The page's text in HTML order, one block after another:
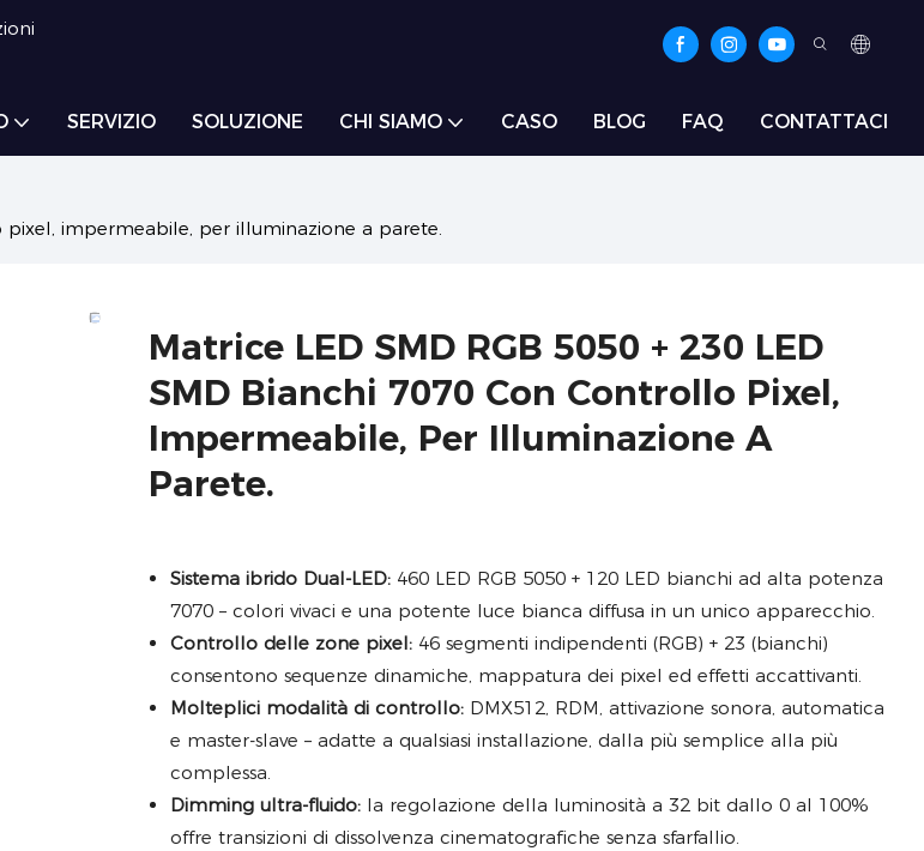
SERVIZIO SOLUZIONE CHI SIAMO CASO BLOG FAQ CONTATTACI
pixel, impermeabile, per illuminazione a parete.
Matrice LED SMD RGB 5050 + 230 LED
SMD Bianchi 7070 Con Controllo Pixel,
Impermeabile, Per Illuminazione A
Parete.
Sistema ibrido Dual-LED: 460 LED RGB 5050 + 120 LED bianchi ad alta potenza
7070 – colori vivaci e una potente luce bianca diffusa in un unico apparecchio.
Controllo delle zone pixel: 46 segmenti indipendenti (RGB) + 23 (bianchi)
consentono sequenze dinamiche, mappatura dei pixel ed effetti accattivanti.
Molteplici modalità di controllo: DMX512, RDM, attivazione sonora, automatica
e master-slave – adatte a qualsiasi installazione, dalla più semplice alla più
complessa.
Dimming ultra-fluido: la regolazione della luminosità a 32 bit dallo 0 al 100%
offre transizioni di dissolvenza cinematografiche senza sfarfallio.